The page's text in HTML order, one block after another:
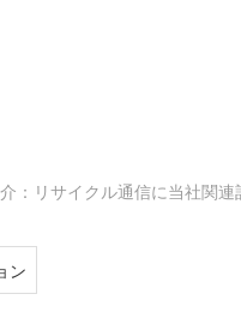
：リサイクル通信に当社関
ン